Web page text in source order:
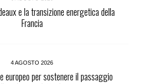
e la transizione energetica della
Francia
4 AGOSTO 2026
europeo per sostenere il passaggio